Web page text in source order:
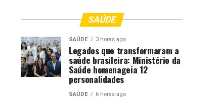
SAÚDE
SAÚDE 3 horas ago
Legados que transformaram a
saúde brasileira: Ministério da
Saúde homenageia 12
personalidades
SAÚDE 6 horas ago